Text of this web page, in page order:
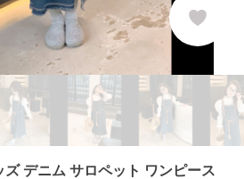
ズ デニム サロペット ワンピース